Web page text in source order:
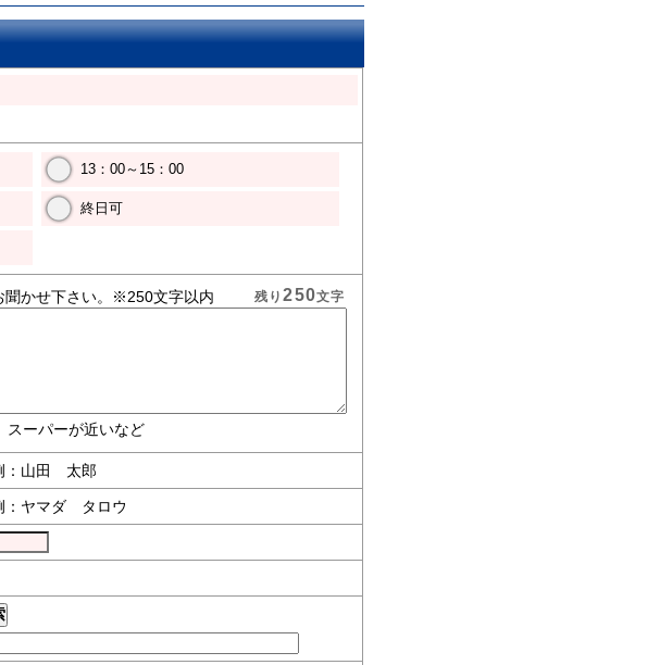
13：00～15：00
終日可
聞かせ下さい。※250文字以内
スーパーが近いなど
残り250文字
：山田 太郎
：ヤマダ タロウ